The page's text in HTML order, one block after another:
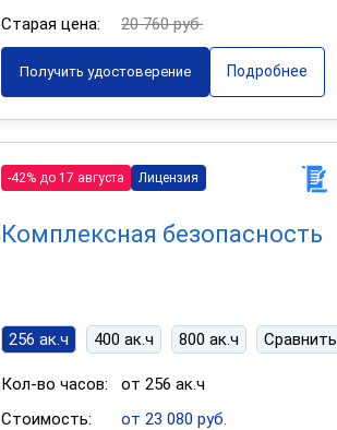
Старая цена:
20 760 руб.
Получить удостоверение Подробнее
-42% до 17 августа Лицензия
Комплексная безопасность
256 ак.ч 400 ак.ч 800 ак.ч Сравнить
Кол-во часов:
от 256 ак.ч
Стоимость:
от 23 080 руб.